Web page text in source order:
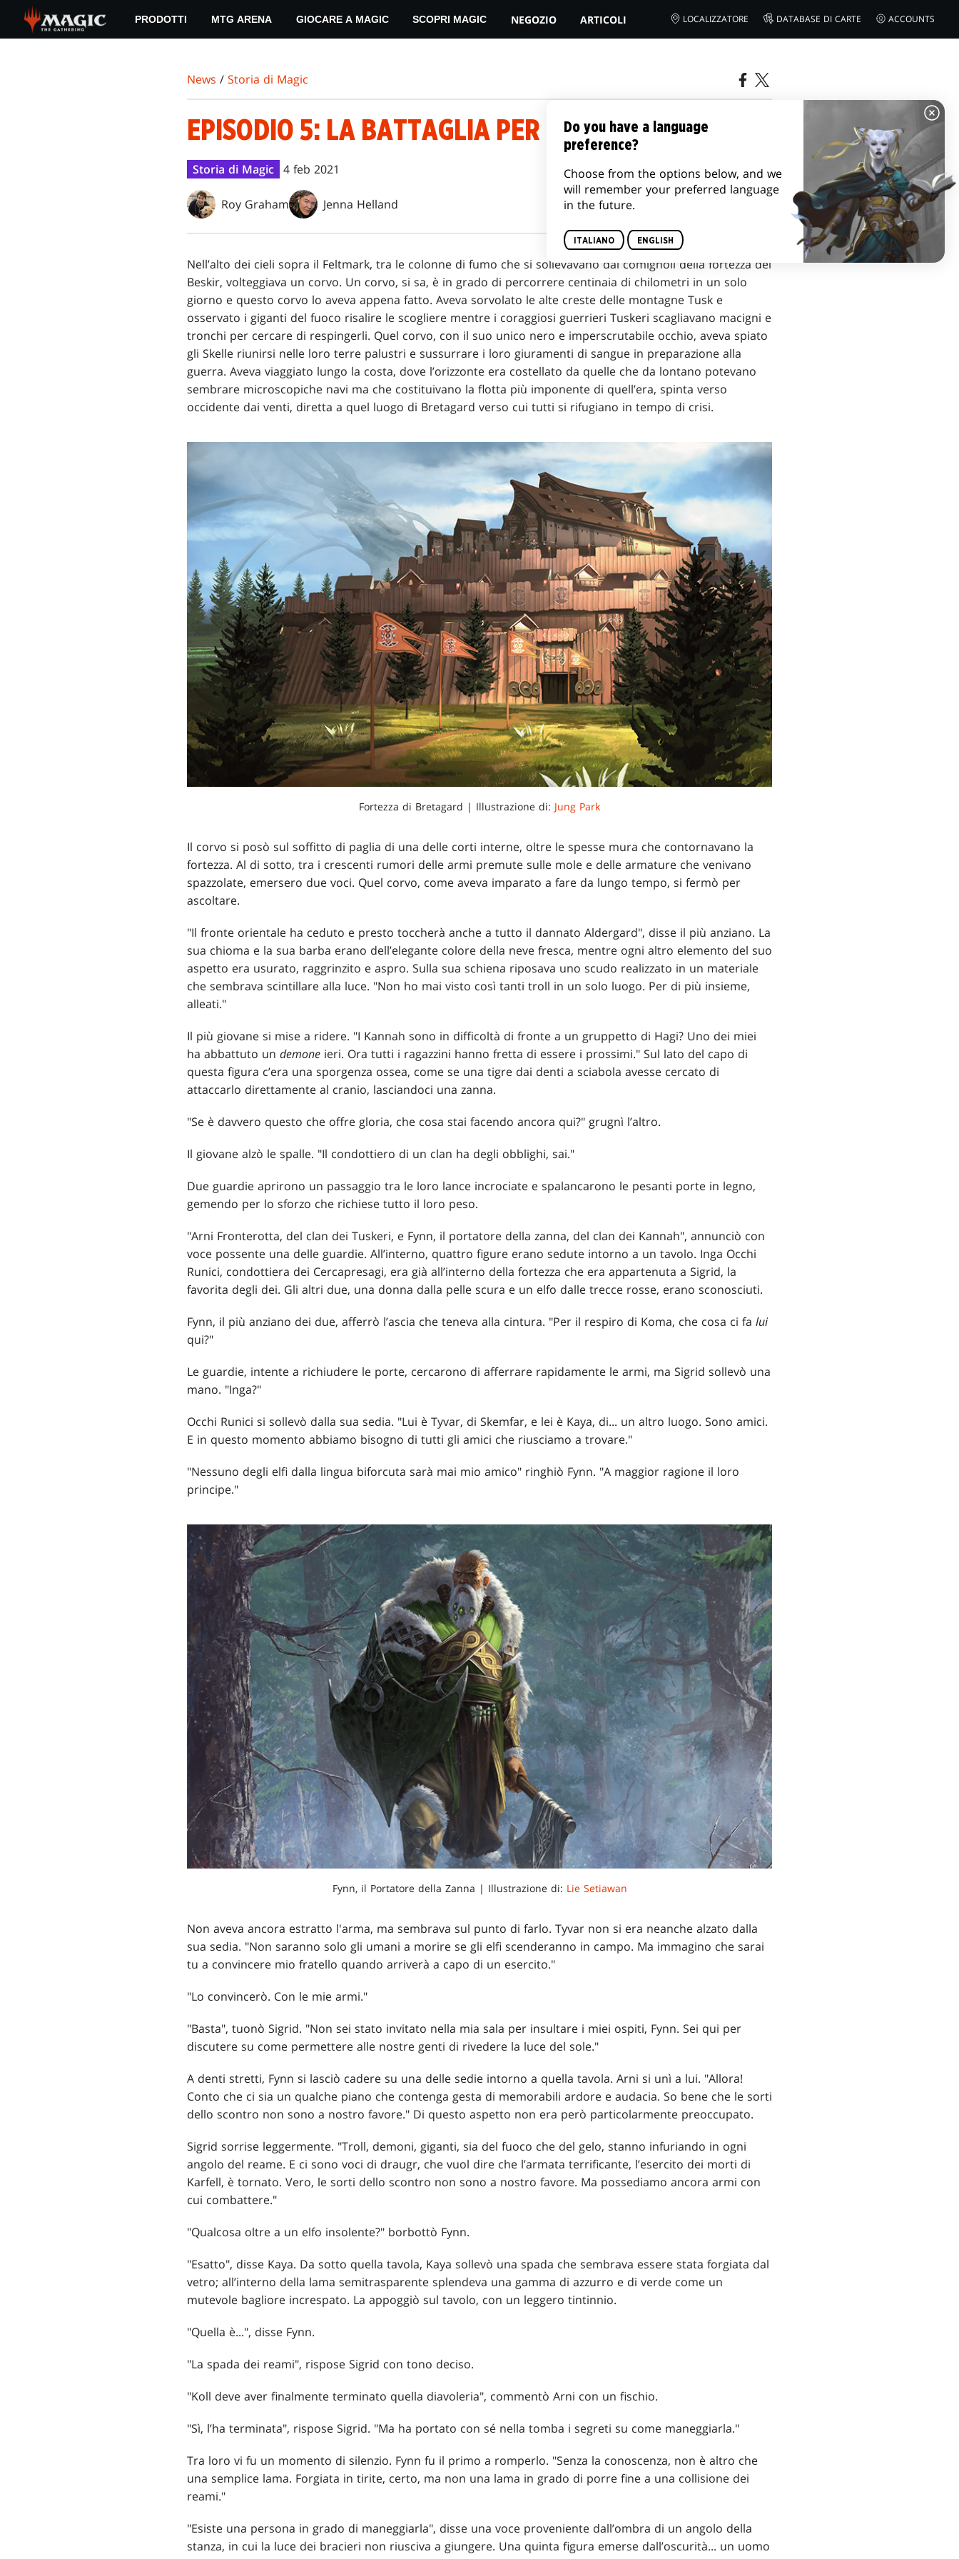
main
PRODOTTI MTG ARENA GIOCARE A MAGIC SCOPRI MAGIC NEGOZIO ARTICOLI LOCALIZZATORE DATABASE DI CARTE ACCOUNTS
News / Storia di Magic
EPISODIO 5: LA BATTAGLIA PER KALDHEIM
Storia di Magic 4 feb 2021
Roy Graham Jenna Helland
Nell’alto dei cieli sopra il Feltmark, tra le colonne di fumo che si sollevavano dai comignoli della fortezza dei
Beskir, volteggiava un corvo. Un corvo, si sa, è in grado di percorrere centinaia di chilometri in un solo
giorno e questo corvo lo aveva appena fatto. Aveva sorvolato le alte creste delle montagne Tusk e
osservato i giganti del fuoco risalire le scogliere mentre i coraggiosi guerrieri Tuskeri scagliavano macigni e
tronchi per cercare di respingerli. Quel corvo, con il suo unico nero e imperscrutabile occhio, aveva spiato
gli Skelle riunirsi nelle loro terre palustri e sussurrare i loro giuramenti di sangue in preparazione alla
guerra. Aveva viaggiato lungo la costa, dove l’orizzonte era costellato da quelle che da lontano potevano
sembrare microscopiche navi ma che costituivano la flotta più imponente di quell’era, spinta verso
occidente dai venti, diretta a quel luogo di Bretagard verso cui tutti si rifugiano in tempo di crisi.
Fortezza di Bretagard | Illustrazione di: Jung Park
Il corvo si posò sul soffitto di paglia di una delle corti interne, oltre le spesse mura che contornavano la
fortezza. Al di sotto, tra i crescenti rumori delle armi premute sulle mole e delle armature che venivano
spazzolate, emersero due voci. Quel corvo, come aveva imparato a fare da lungo tempo, si fermò per
ascoltare.
"Il fronte orientale ha ceduto e presto toccherà anche a tutto il dannato Aldergard", disse il più anziano. La
sua chioma e la sua barba erano dell’elegante colore della neve fresca, mentre ogni altro elemento del suo
aspetto era usurato, raggrinzito e aspro. Sulla sua schiena riposava uno scudo realizzato in un materiale
che sembrava scintillare alla luce. "Non ho mai visto così tanti troll in un solo luogo. Per di più insieme,
alleati."
Il più giovane si mise a ridere. "I Kannah sono in difficoltà di fronte a un gruppetto di Hagi? Uno dei miei
ha abbattuto un demone ieri. Ora tutti i ragazzini hanno fretta di essere i prossimi." Sul lato del capo di
questa figura c’era una sporgenza ossea, come se una tigre dai denti a sciabola avesse cercato di
attaccarlo direttamente al cranio, lasciandoci una zanna.
"Se è davvero questo che offre gloria, che cosa stai facendo ancora qui?" grugnì l’altro.
Il giovane alzò le spalle. "Il condottiero di un clan ha degli obblighi, sai."
Due guardie aprirono un passaggio tra le loro lance incrociate e spalancarono le pesanti porte in legno,
gemendo per lo sforzo che richiese tutto il loro peso.
"Arni Fronterotta, del clan dei Tuskeri, e Fynn, il portatore della zanna, del clan dei Kannah", annunciò con
voce possente una delle guardie. All’interno, quattro figure erano sedute intorno a un tavolo. Inga Occhi
Runici, condottiera dei Cercapresagi, era già all’interno della fortezza che era appartenuta a Sigrid, la
favorita degli dei. Gli altri due, una donna dalla pelle scura e un elfo dalle trecce rosse, erano sconosciuti.
Fynn, il più anziano dei due, afferrò l’ascia che teneva alla cintura. "Per il respiro di Koma, che cosa ci fa lui
qui?"
Le guardie, intente a richiudere le porte, cercarono di afferrare rapidamente le armi, ma Sigrid sollevò una
mano. "Inga?"
Occhi Runici si sollevò dalla sua sedia. "Lui è Tyvar, di Skemfar, e lei è Kaya, di... un altro luogo. Sono amici.
E in questo momento abbiamo bisogno di tutti gli amici che riusciamo a trovare."
"Nessuno degli elfi dalla lingua biforcuta sarà mai mio amico" ringhiò Fynn. "A maggior ragione il loro
principe."
Fynn, il Portatore della Zanna | Illustrazione di: Lie Setiawan
Non aveva ancora estratto l'arma, ma sembrava sul punto di farlo. Tyvar non si era neanche alzato dalla
sua sedia. "Non saranno solo gli umani a morire se gli elfi scenderanno in campo. Ma immagino che sarai
tu a convincere mio fratello quando arriverà a capo di un esercito."
"Lo convincerò. Con le mie armi."
"Basta", tuonò Sigrid. "Non sei stato invitato nella mia sala per insultare i miei ospiti, Fynn. Sei qui per
discutere su come permettere alle nostre genti di rivedere la luce del sole."
A denti stretti, Fynn si lasciò cadere su una delle sedie intorno a quella tavola. Arni si unì a lui. "Allora!
Conto che ci sia un qualche piano che contenga gesta di memorabili ardore e audacia. So bene che le sorti
dello scontro non sono a nostro favore." Di questo aspetto non era però particolarmente preoccupato.
Sigrid sorrise leggermente. "Troll, demoni, giganti, sia del fuoco che del gelo, stanno infuriando in ogni
angolo del reame. E ci sono voci di draugr, che vuol dire che l’armata terrificante, l’esercito dei morti di
Karfell, è tornato. Vero, le sorti dello scontro non sono a nostro favore. Ma possediamo ancora armi con
cui combattere."
"Qualcosa oltre a un elfo insolente?" borbottò Fynn.
"Esatto", disse Kaya. Da sotto quella tavola, Kaya sollevò una spada che sembrava essere stata forgiata dal
vetro; all’interno della lama semitrasparente splendeva una gamma di azzurro e di verde come un
mutevole bagliore increspato. La appoggiò sul tavolo, con un leggero tintinnio.
"Quella è...", disse Fynn.
"La spada dei reami", rispose Sigrid con tono deciso.
"Koll deve aver finalmente terminato quella diavoleria", commentò Arni con un fischio.
"Sì, l’ha terminata", rispose Sigrid. "Ma ha portato con sé nella tomba i segreti su come maneggiarla."
Tra loro vi fu un momento di silenzio. Fynn fu il primo a romperlo. "Senza la conoscenza, non è altro che
una semplice lama. Forgiata in tirite, certo, ma non una lama in grado di porre fine a una collisione dei
reami."
"Esiste una persona in grado di maneggiarla", disse una voce proveniente dall’ombra di un angolo della
stanza, in cui la luce dei bracieri non riusciva a giungere. Una quinta figura emerse dall’oscurità... un uomo
Do you have a language
preference?
Choose from the options below, and we
will remember your preferred language
in the future.
ITALIANO ENGLISH